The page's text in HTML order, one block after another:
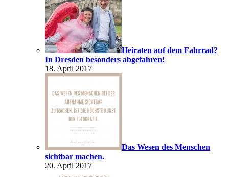
Heiraten auf dem Fahrrad?
In Dresden besonders abgefahren!
18. April 2017
Das Wesen des Menschen
sichtbar machen.
20. April 2017